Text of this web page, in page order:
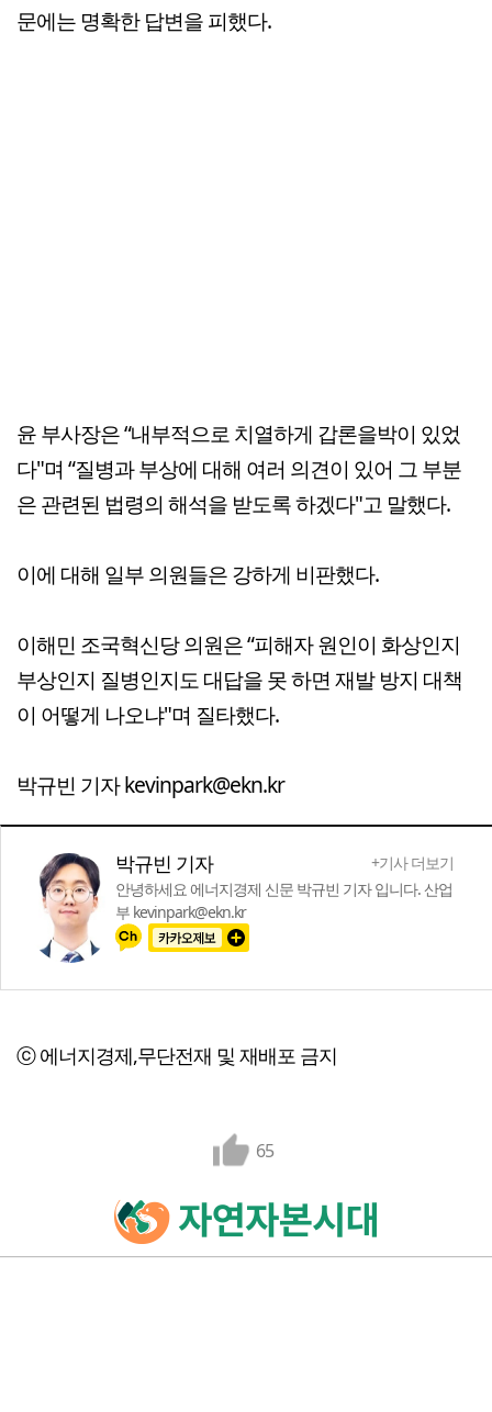
문에는 명확한 답변을 피했다.
윤 부사장은 “내부적으로 치열하게 갑론을박이 있었
다"며 “질병과 부상에 대해 여러 의견이 있어 그 부분
은 관련된 법령의 해석을 받도록 하겠다"고 말했다.
이에 대해 일부 의원들은 강하게 비판했다.
이해민 조국혁신당 의원은 “피해자 원인이 화상인지
부상인지 질병인지도 대답을 못 하면 재발 방지 대책
이 어떻게 나오냐"며 질타했다.
박규빈 기자 kevinpark@ekn.kr
박규빈 기자
+기사 더보기
안녕하세요 에너지경제 신문 박규빈 기자 입니다. 산업
부 kevinpark@ekn.kr
ⓒ 에너지경제,무단전재 및 재배포 금지
65